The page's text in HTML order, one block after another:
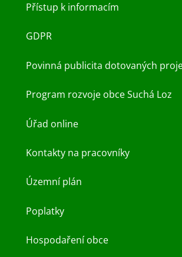
Přístup k informacím
GDPR
Povinná publicita dotovaných
Program rozvoje obce Suchá Loz
Úřad online
Kontakty na pracovníky
Územní plán
Poplatky
Hospodaření obce